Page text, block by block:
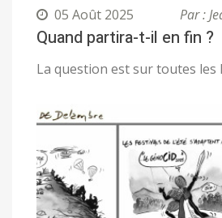
05 Août 2025 Par :
Quand partira-t-il en fin ?
La question est sur toutes les